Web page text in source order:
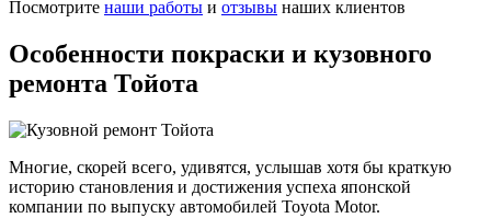
Посмотрите наши работы и отзывы наших клиентов
Особенности покраски и кузовного
ремонта Тойота
Многие, скорей всего, удивятся, услышав хотя бы краткую
историю становления и достижения успеха японской
компании по выпуску автомобилей Toyota Motor.